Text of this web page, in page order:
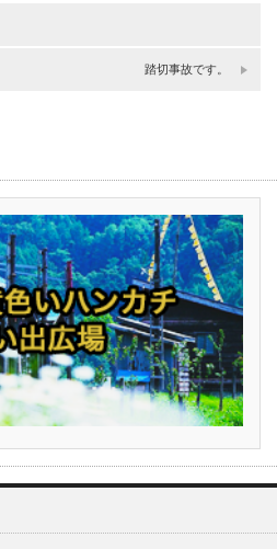
踏切事故です。